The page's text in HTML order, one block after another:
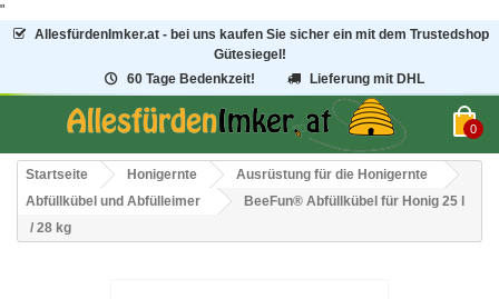
"
AllesfürdenImker.at - bei uns kaufen Sie sicher ein mit dem Trustedshop
Gütesiegel!
60 Tage Bedenkzeit!
Lieferung mit DHL
0
Startseite Honigernte
Ausrüstung für die Honigernte
Abfüllkübel und Abfülleimer
BeeFun® Abfüllkübel für Honig 25 l
/ 28 kg